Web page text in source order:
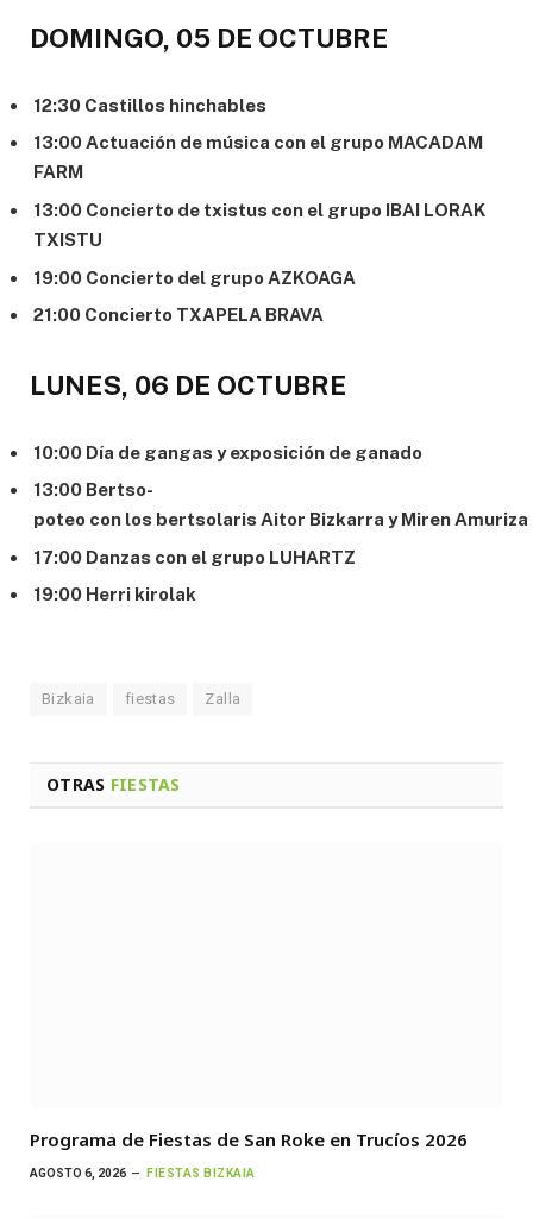
DOMINGO, 05 DE OCTUBRE
12:30 Castillos hinchables
13:00 Actuación de música con el grupo MACADAM
FARM
13:00 Concierto de txistus con el grupo IBAI LORAK
TXISTU
19:00 Concierto del grupo AZKOAGA
21:00 Concierto TXAPELA BRAVA
LUNES, 06 DE OCTUBRE
10:00 Día de gangas y exposición de ganado
13:00 Bertso-
poteo con los bertsolaris Aitor Bizkarra y Miren Amuriza
17:00 Danzas con el grupo LUHARTZ
19:00 Herri kirolak
Bizkaia fiestas Zalla
OTRAS FIESTAS
Programa de Fiestas de San Roke en Trucíos 2026
AGOSTO 6, 2026 FIESTAS BIZKAIA